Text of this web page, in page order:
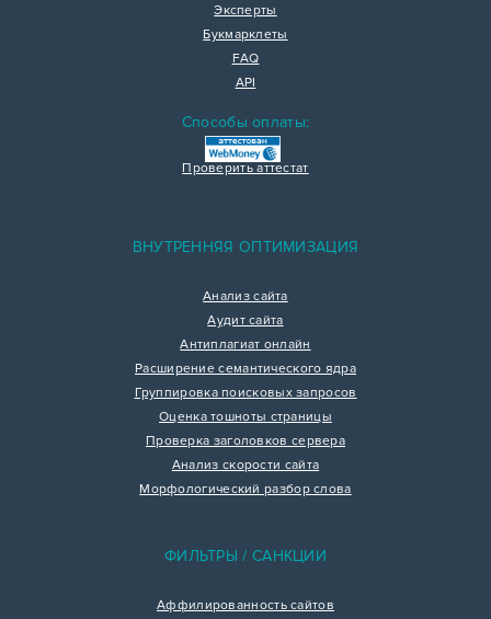
Эксперты
Букмарклеты
FAQ
API
Способы оплаты:
Проверить аттестат
ВНУТРЕННЯЯ ОПТИМИЗАЦИЯ
Анализ сайта
Аудит сайта
Антиплагиат онлайн
Расширение семантического ядра
Группировка поисковых запросов
Оценка тошноты страницы
Проверка заголовков сервера
Анализ скорости сайта
Морфологический разбор слова
ФИЛЬТРЫ / САНКЦИИ
Аффилированность сайтов